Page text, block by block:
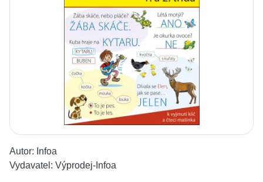
Autor: Infoa
Vydavatel: Výprodej-Infoa